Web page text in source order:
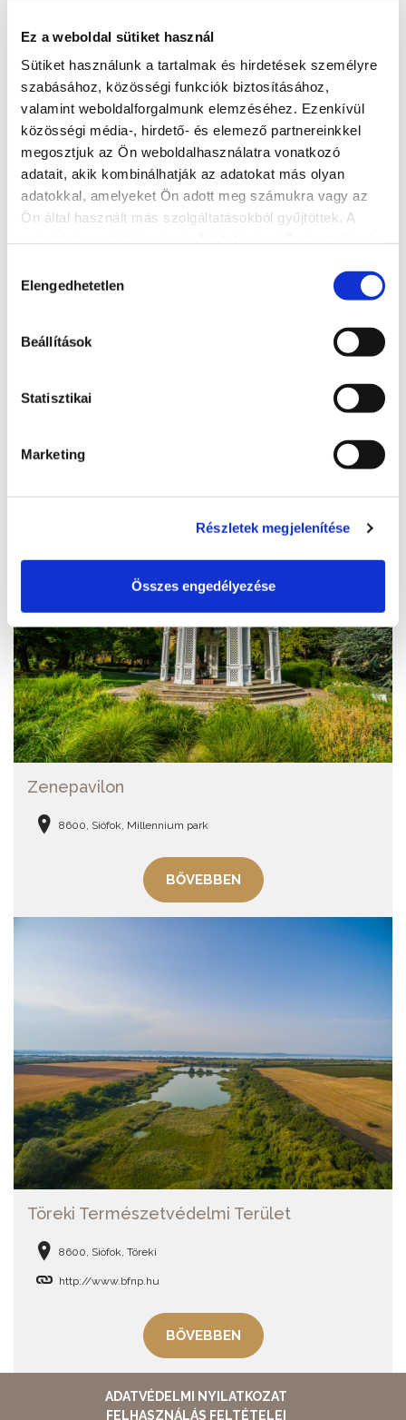
Ez a weboldal sütiket használ
Sütiket használunk a tartalmak és hirdetések személyre
szabásához, közösségi funkciók biztosításához,
valamint weboldalforgalmunk elemzéséhez. Ezenkívül
közösségi média-, hirdető- és elemező partnereinkkel
megosztjuk az Ön weboldalhasználatra vonatkozó
adatait, akik kombinálhatják az adatokat más olyan
adatokkal, amelyeket Ön adott meg számukra vagy az
Ön által használt más szolgáltatásokból gyűjtöttek. A
kiválasztása
Elengedhetetlen
Beállítások
Statisztikai
Marketing
Részletek megjelenítése
Összes engedélyezése
További látnivalók
8600, Siófok, Jókai park
Zenepavilon
8600, Siófok, Millennium park
BŐVEBBEN
Töreki Természetvédelmi Terület
8600, Siófok, Töreki
http://www.bfnp.hu
BŐVEBBEN
ADATVÉDELMI NYILATKOZAT
FELHASZNÁLÁS FELTÉTELEI